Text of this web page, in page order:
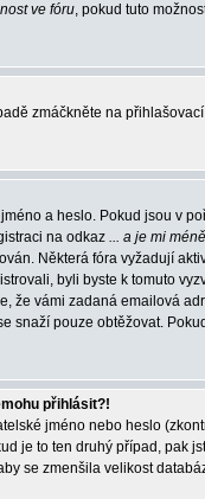
ve fóru, pokud tuto
zmáčkněte na
a heslo. Pokud jsou v
na odkaz ... a je mi
Některá fóra vyžadují
byli byste k tomuto
že vámi zadaná emailová
snaží pouze obtěžovat.
přihlásit?!
jméno nebo heslo
je to ten druhý případ, pak
se zmenšila velikost